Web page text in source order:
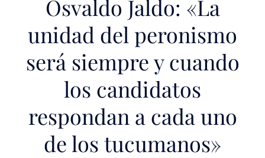
Osvaldo Jaldo: «La
unidad del peronismo
será siempre y cuando
los candidatos
respondan a cada uno
de los tucumanos»